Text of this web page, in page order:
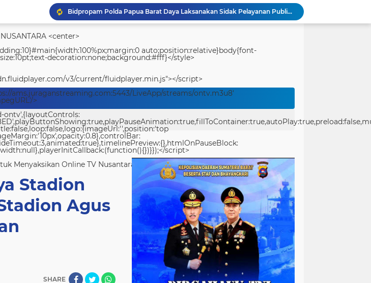
Bupati Teluk Bintuni Serahkan Hibah Speedboat kepada Kodaeral XIV, Dukung Ground Breaking Pelabuhan Babo
Kejuaraan Pencak Silat Piala Gubernur PBD 2026, Atlet Kodam XVIII Kasuari Torehkan Prestasi Gemilang
Usut Pungli SMAN 3 Painan: Kasus Harus Diusut Tuntas Tanpa Pandang Bulu, Kejari Pessel Didesak Jaga Integritas
Bidpropam Polda Papua Barat Daya Laksanakan Sidak Pelayanan Publik jajaran polres kab. sorong di Polsek Salawati
<center>
auto;position:relative}body{font-
decoration:none;background:#fff}</style>
v3/current/fluidplayer.min.js"></script>
ams.juraganstreaming.com:5443/LiveApp/streams/ontv.m3u8'
>
ontv',{layoutControls:
script>
Menyaksikan Online TV Nusantara <center>
Stadion
Agus
SHARE